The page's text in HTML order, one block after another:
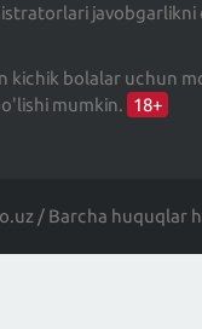
javobgarlikni
kichik bolalar uchun
mumkin. 18+
/ Barcha huquqlar